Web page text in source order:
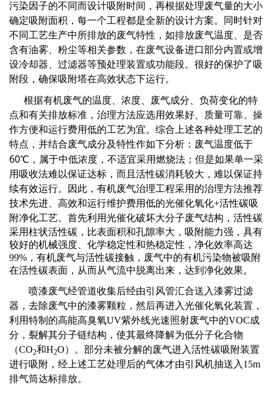
污染因子的不同而设计吸附时间，再根据处理废气量的大小
确定吸附面积，每一个工程都是全新的设计方案。同时针对
不同工艺生产中所排放的废气特性，如排放废气温度、是否
含有油雾、粉尘等相关参数，在废气设备进口部分内置或增
设冷却器、过滤器等预处理装置或功能段。很好的保护了吸
附段，确保吸附塔在高效状态下运行。
根据有机废气的温度、浓度、废气成分、负荷变化的特
点和有关排放标准，治理方法应选用效果好、质量可靠、操
作方便和运行费用低的工艺为宜。 综合上述各种处理工艺的
特点，并结合废气成分及特性作如下分析：废气温度低于
60℃，属于中低浓度，不适宜采用燃烧法；但是如果单一采
用吸收法难以保证达标，而且活性碳消耗较大，难以保证持
续有效运行。因此， 有机废气治理工程采用的治理方法推荐
技术先进、 高效和运行维护费用低的光催化氧化+活性碳吸
附净化工艺。 首先利用光催化破坏大分子废气结构，活性碳
采用柱状活性碳，比表面积和孔隙率大，吸附能力强，具有
较好的机械强度、化学稳定性和热稳定性，净化效率高达
99%，有机废气与活性碳接触，废气中的有机污染物被吸附
在活性碳表面，从而从气流中脱离出来，达到净化效果。
喷漆废气经管道收集后经由引风管汇合送入漆雾过滤
器，去除废气中的漆雾颗粒，然后再进入光催化氧化装置，
利用特制的高能高臭氧UV紫外线光速照射废气中的VOC成
分，裂解其分子链结构，使其最终降解为低分子化合物
（CO2和H2O）。部分未被分解的废气进入活性碳吸附装置
进行吸附，经上述工艺处理后的气体才由引风机抽送入15m
排气筒达标排放。